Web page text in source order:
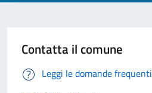
Contatta il comune
Leggi le domande frequenti